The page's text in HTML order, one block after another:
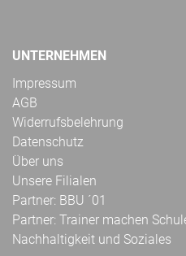
UNTERNEHMEN
Impressum
AGB
Widerrufsbelehrung
Datenschutz
Über uns
Unsere Filialen
Partner: BBU ´01
Partner: Trainer machen
Nachhaltigkeit und Soziales